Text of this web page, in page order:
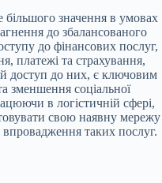
більшого значення в умовах
до збалансованого
до фінансових послуг,
платежі та страхування,
доступ до них, є ключовим
зменшення соціальної
в логістичній сфері,
свою наявну мережу
впровадження таких послуг.